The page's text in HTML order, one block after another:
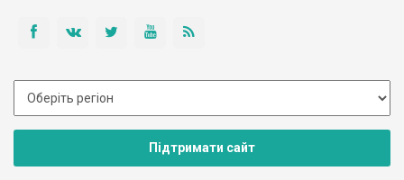
Підтримати сайт